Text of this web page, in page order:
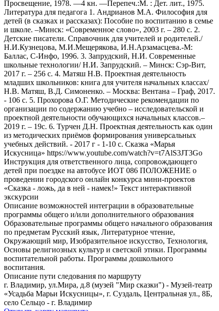
Просвещение, 1978. —4 кн. —Перепеч.:М. : Дет. лит., 1975.
Литература для педагога 1. Андрианов М.А. Философия для
детей (в сказках и рассказах): Пособие по воспитанию в семье
и школе. –Минск: «Современное слово», 2003 г. – 280 с. 2.
Детские писатели. Справочник для учителей и родителей./
Н.И.Кузнецова, М.И.Мещерякова, И.Н.Арзамасцева.-М:
Баллас, С-Инфо, 1996. 3. Запрудский, Н.И. Современные
школьные технологии/ Н.И. Запрудский. – Минск: Сэр-Вит,
2017 г. – 256 с. 4. Матяш Н.В. Проектная деятельность
младших школьников: книга для учителя начальных классах/
Н.В. Матяш, В.Д. Симоненко. – Москва: Вентана – Граф, 2017.
- 106 с. 5. Прохорова О.Г. Методические рекомендации по
организации по содержанию учебно – исследовательской и
проектной деятельности обучающихся начальных классов.–
2019 г. – 19с. 6. Турчен Д.Н. Проектная деятельность как один
из методических приёмов формирования универсальных
учебных действий. - 2017 г - 1-10 с. Сказка «Марья
Искусница» https://www.youtube.com/watch?v=t7AlS3JT3Go
Инструкция для ответственного лица, сопровождающего
детей при поездке на автобусе ИОТ 086 ПОЛОЖЕНИЕ о
проведении городского онлайн конкурса мини-проектов
«Сказка - ложь, да в ней - намек!» Текст интерактивной
экскурсии
Описание возможностей интеграции в образовательные
программы общего и/или дополнительного образования
Образовательные программы общего начального образования
по предметам Русский язык, Литературное чтение,
Окружающий мир, Изобразительное искусство, Технология,
Основы религиозных культур и светской этики. Программы
воспитательной работы. Программы дошкольного
воспитания.
Описание пути следования по маршруту
г. Владимир, ул.Мира, д.8 (музей "Мир сказки") - Музей-театр
«Усадьба Марьи Искусницы», г. Суздаль, Центральная ул., 8Б,
село Сельцо - г. Владимир